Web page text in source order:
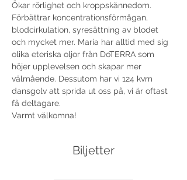
Ökar rörlighet och kroppskännedom.
Förbättrar koncentrationsförmågan,
blodcirkulation, syresättning av blodet
och mycket mer. Maria har alltid med sig
olika eteriska oljor från DoTERRA som
höjer upplevelsen och skapar mer
välmående. Dessutom har vi 124 kvm
dansgolv att sprida ut oss på, vi är oftast
få deltagare.
Varmt välkomna!
Biljetter